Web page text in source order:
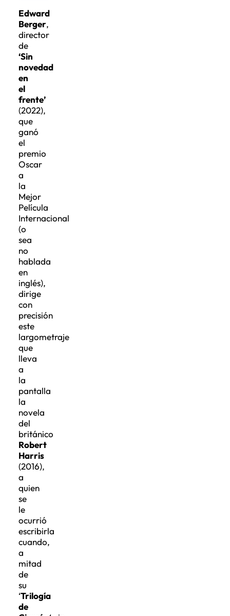
Edward
Berger,
director
de
‘Sin
novedad
en
el
frente’
(2022),
que
ganó
el
premio
Oscar
a
la
Mejor
Película
Internacional
(o
sea
no
hablada
en
inglés),
dirige
con
precisión
este
largometraje
que
lleva
a
la
pantalla
la
novela
del
británico
Robert
Harris
(2016),
a
quien
se
le
ocurrió
escribirla
cuando,
a
mitad
de
su
‘Trilogía
de